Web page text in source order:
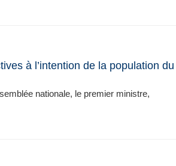
à l’intention de la population du
nationale, le premier ministre,